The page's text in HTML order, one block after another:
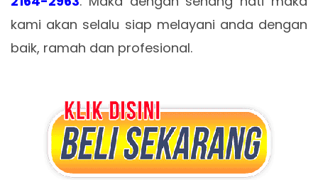
kami akan selalu siap melayani anda dengan
baik, ramah dan profesional.